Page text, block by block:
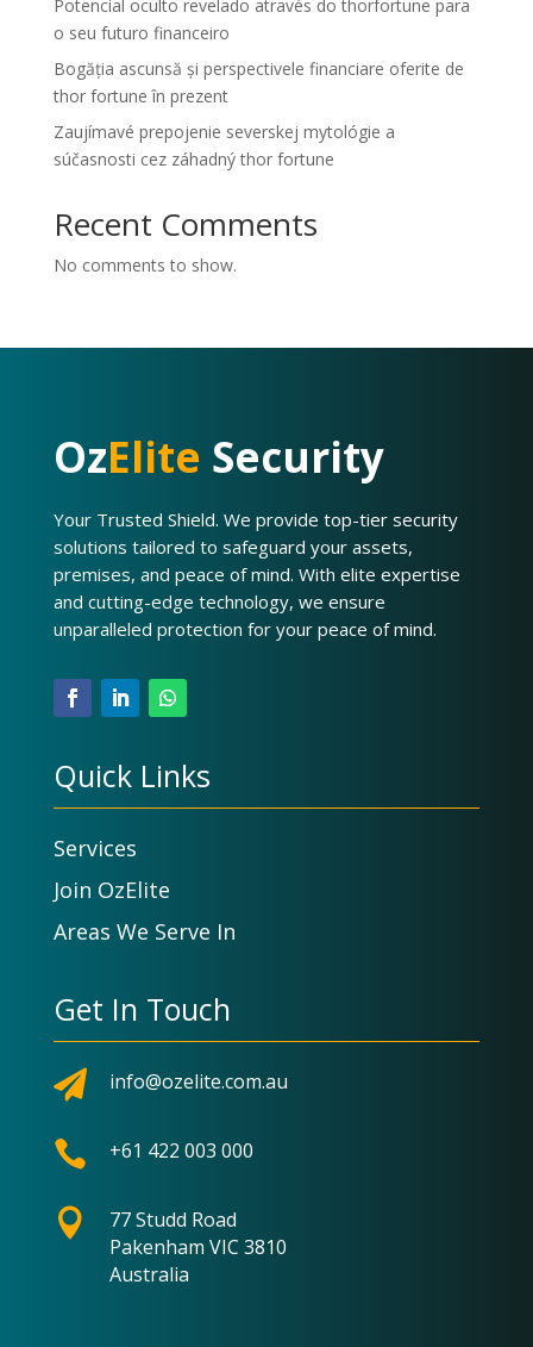
Potencial oculto revelado através do thorfortune para
o seu futuro financeiro
Bogăția ascunsă și perspectivele financiare oferite de
thor fortune în prezent
Zaujímavé prepojenie severskej mytológie a
súčasnosti cez záhadný thor fortune
Recent Comments
No comments to show.
OzElite Security
Your Trusted Shield. We provide top-tier security
solutions tailored to safeguard your assets,
premises, and peace of mind. With elite expertise
and cutting-edge technology, we ensure
unparalleled protection for your peace of mind.
Quick Links
Services
Join OzElite
Areas We Serve In
Get In Touch
 info@ozelite.com.au
 +61 422 003 000

77 Studd Road
Pakenham VIC 3810
Australia